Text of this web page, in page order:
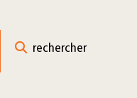
rechercher